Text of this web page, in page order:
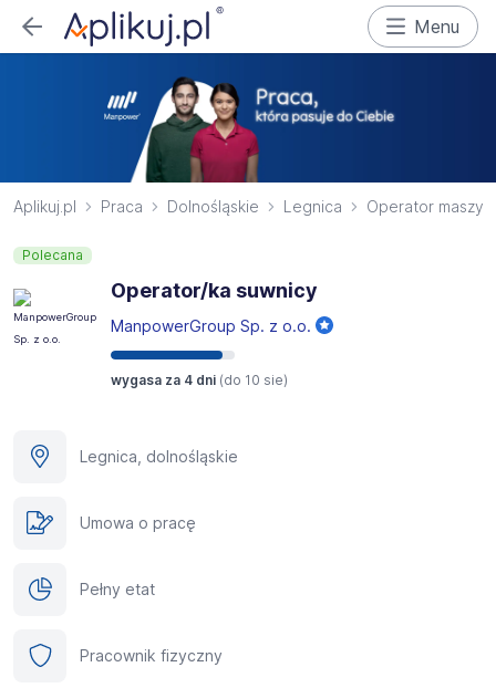
Menu
Aplikuj.pl Praca Dolnośląskie Legnica Operator maszyn
Polecana
Operator/ka suwnicy
ManpowerGroup Sp. z o.o.
wygasa za 4 dni (do 10 sie)
Legnica, dolnośląskie
Umowa o pracę
Pełny etat
Pracownik fizyczny